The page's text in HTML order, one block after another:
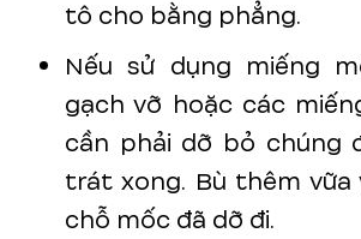
tô cho bằng phẳng.
Nếu sử dụng miếng
gạch vỡ hoặc các
cần phải dỡ bỏ chúng
trát xong. Bù thêm vữa
chỗ mốc đã dỡ đi.